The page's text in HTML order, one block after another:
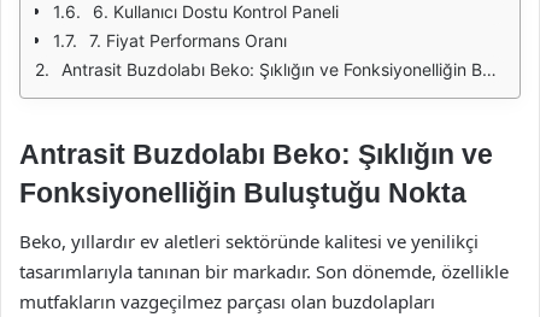
6. Kullanıcı Dostu Kontrol Paneli
7. Fiyat Performans Oranı
Antrasit Buzdolabı Beko: Şıklığın ve Fonksiyonelliğin Buluştuğu Nokta
Antrasit Buzdolabı Beko: Şıklığın ve
Fonksiyonelliğin Buluştuğu Nokta
Beko, yıllardır ev aletleri sektöründe kalitesi ve yenilikçi
tasarımlarıyla tanınan bir markadır. Son dönemde, özellikle
mutfakların vazgeçilmez parçası olan buzdolapları